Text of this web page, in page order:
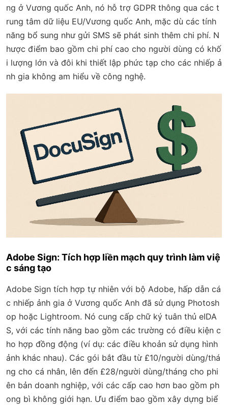
ng ở Vương quốc Anh, nó hỗ trợ GDPR thông qua các t
rung tâm dữ liệu EU/Vương quốc Anh, mặc dù các tính
năng bổ sung như gửi SMS sẽ phát sinh thêm chi phí. N
hược điểm bao gồm chi phí cao cho người dùng có khố
i lượng lớn và đôi khi thiết lập phức tạp cho các nhiếp ả
nh gia không am hiểu về công nghệ.
Adobe Sign: Tích hợp liền mạch quy trình làm việ
c sáng tạo
Adobe Sign tích hợp tự nhiên với bộ Adobe, hấp dẫn cá
c nhiếp ảnh gia ở Vương quốc Anh đã sử dụng Photosh
op hoặc Lightroom. Nó cung cấp chữ ký tuân thủ eIDA
S, với các tính năng bao gồm các trường có điều kiện c
ho hợp đồng động (ví dụ: các điều khoản sử dụng hình
ảnh khác nhau). Các gói bắt đầu từ £10/người dùng/thá
ng cho cá nhân, lên đến £28/người dùng/tháng cho phi
ên bản doanh nghiệp, với các cấp cao hơn bao gồm ph
ong bì không giới hạn. Ưu điểm bao gồm xây dựng biể